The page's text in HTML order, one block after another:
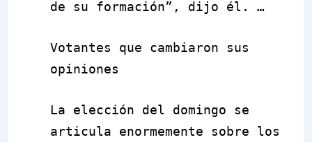
de su formación”, dijo él. …
Votantes que cambiaron sus
opiniones
La elección del domingo se
articula enormemente sobre los